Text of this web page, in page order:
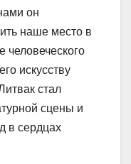
он
наше место в
человеческого
искусству
стал
сцены и
в сердцах